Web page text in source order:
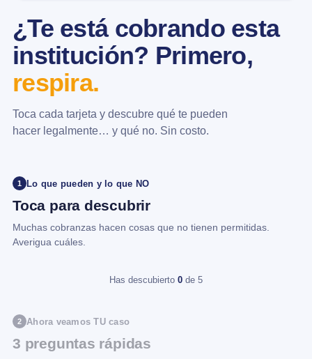
¿Te está cobrando esta
institución? Primero,
respira.
Toca cada tarjeta y descubre qué te pueden
hacer legalmente… y qué no. Sin costo.
1 Lo que pueden y lo que NO
Toca para descubrir
Muchas cobranzas hacen cosas que no tienen permitidas.
Averigua cuáles.
Has descubierto 0 de 5
2 Ahora veamos TU caso
3 preguntas rápidas